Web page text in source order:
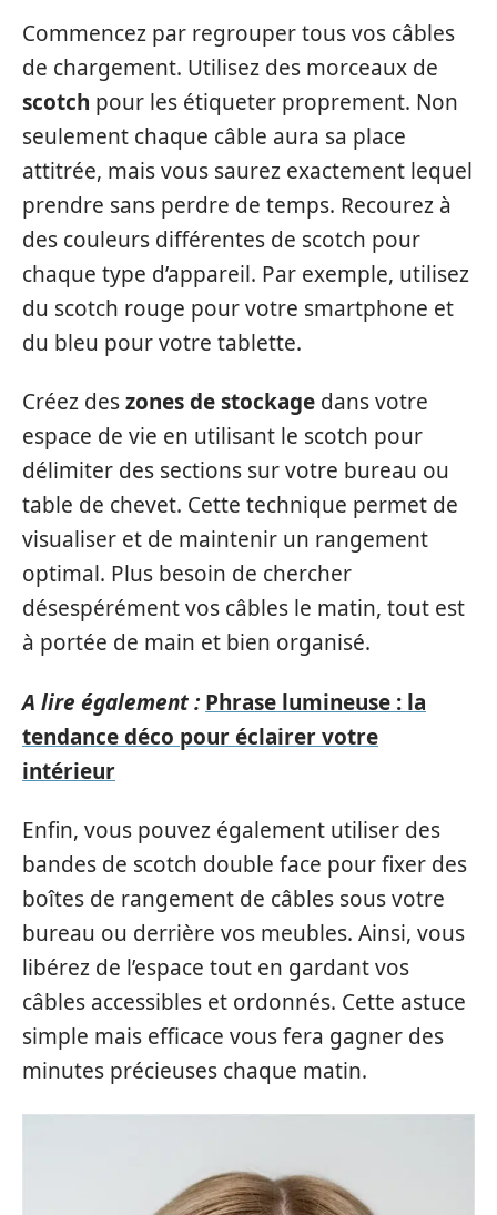
Commencez par regrouper tous vos câbles
de chargement. Utilisez des morceaux de
scotch pour les étiqueter proprement. Non
seulement chaque câble aura sa place
attitrée, mais vous saurez exactement lequel
prendre sans perdre de temps. Recourez à
des couleurs différentes de scotch pour
chaque type d’appareil. Par exemple, utilisez
du scotch rouge pour votre smartphone et
du bleu pour votre tablette.
Créez deszones de stockage dans votre
espace de vie en utilisant le scotch pour
délimiter des sections sur votre bureau ou
table de chevet. Cette technique permet de
visualiser et de maintenir un rangement
optimal. Plus besoin de chercher
désespérément vos câbles le matin, tout est
à portée de main et bien organisé.
A lire également : Phrase lumineuse : la
tendance déco pour éclairer votre
intérieur
Enfin, vous pouvez également utiliser des
bandes de scotch double face pour fixer des
boîtes de rangement de câbles sous votre
bureau ou derrière vos meubles. Ainsi, vous
libérez de l’espace tout en gardant vos
câbles accessibles et ordonnés. Cette astuce
simple mais efficace vous fera gagner des
minutes précieuses chaque matin.